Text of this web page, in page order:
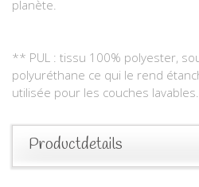
planète.
** PUL : tissu 100% polyester,
polyuréthane ce qui le rend
utilisée pour les couches lavables.
Productdetails